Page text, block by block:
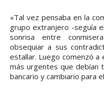
«Tal vez pensaba en la
grupo extranjero -seguía
sonrisa entre
obsequiar a sus
estallar. Luego comenzó a
más urgentes que debían
bancario y cambiario para